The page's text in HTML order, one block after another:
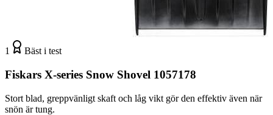
1 Bäst i test
Fiskars X-series Snow Shovel 1057178
Stort blad, greppvänligt skaft och låg vikt gör den effektiv även när
snön är tung.